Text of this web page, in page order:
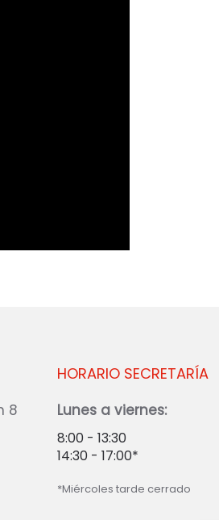
8
HORARIO SECRETARÍA
Lunes a viernes:
8:00 - 13:30
14:30 - 17:00*
*Miércoles tarde cerrado